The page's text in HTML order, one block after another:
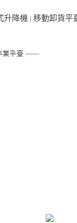
升降機 | 移動卸貨平
業平臺 ——